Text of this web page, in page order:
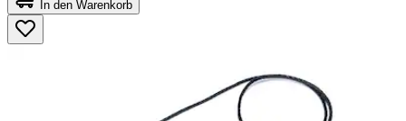
5
Sternen.
5
In den Warenkorb